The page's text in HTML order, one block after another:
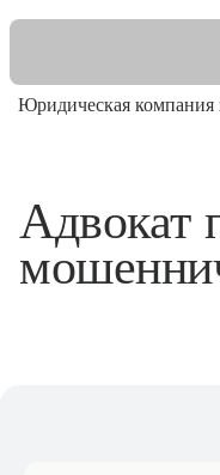
Физ.лица
Юр.лица
Юридическая компания
Адвокат